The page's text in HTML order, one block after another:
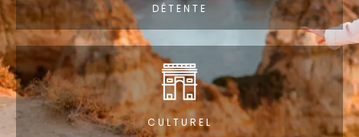
DÉTENTE
CULTUREL